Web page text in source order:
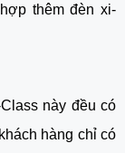
thêm đèn xi-
này đều có
hàng chỉ có